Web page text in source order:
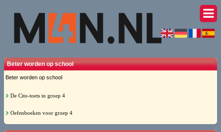
Beter worden op school
Beter worden op school
De Cito-toets in groep 4
Oefenboeken voor groep 4